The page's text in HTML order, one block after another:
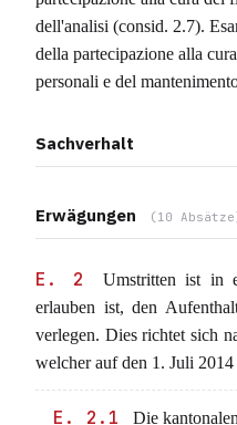
dell'analisi (consid. 2.7).
della partecipazione alla
personali e del
Sachverhalt
Erwägungen (10
E. 2
Umstritten ist in
erlauben ist, den
verlegen. Dies richtet sich
welcher auf den 1. Juli
E. 2.1
Die